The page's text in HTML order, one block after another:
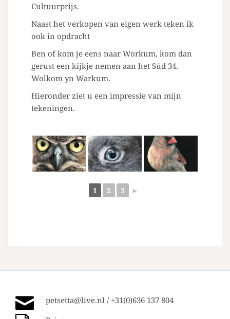
Cultuurprijs.
Naast het verkopen van eigen werk teken ik
ook in opdracht
Ben of kom je eens naar Workum, kom dan
gerust een kijkje nemen aan het Súd 34.
Wolkom yn Warkum.
Hieronder ziet u een impressie van mijn
tekeningen.
1 2 3 ►
petsetta@live.nl / +31(0)636 137 804